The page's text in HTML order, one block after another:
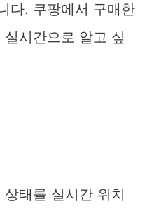
다. 쿠팡에서 구매한
시간으로 알고 싶
태를 실시간 위치